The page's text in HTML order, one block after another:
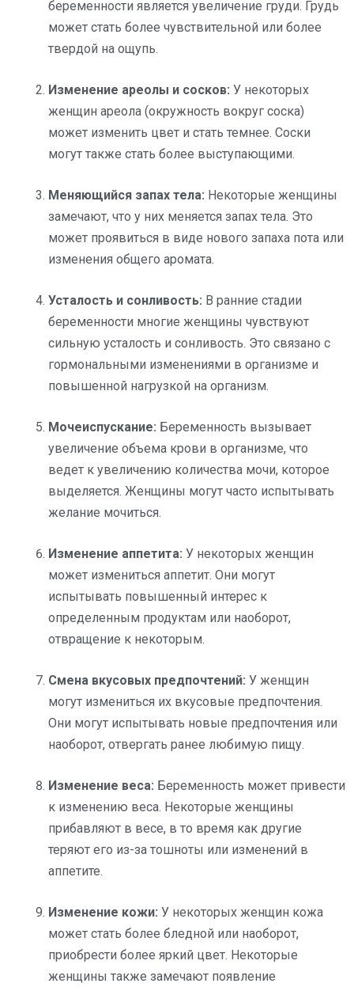
беременности является увеличение груди. Грудь
может стать более чувствительной или более
твердой на ощупь.
Изменение ареолы и сосков: У некоторых
женщин ареола (окружность вокруг соска)
может изменить цвет и стать темнее. Соски
могут также стать более выступающими.
Меняющийся запах тела: Некоторые женщины
замечают, что у них меняется запах тела. Это
может проявиться в виде нового запаха пота или
изменения общего аромата.
Усталость и сонливость: В ранние стадии
беременности многие женщины чувствуют
сильную усталость и сонливость. Это связано с
гормональными изменениями в организме и
повышенной нагрузкой на организм.
Мочеиспускание: Беременность вызывает
увеличение объема крови в организме, что
ведет к увеличению количества мочи, которое
выделяется. Женщины могут часто испытывать
желание мочиться.
Изменение аппетита: У некоторых женщин
может измениться аппетит. Они могут
испытывать повышенный интерес к
определенным продуктам или наоборот,
отвращение к некоторым.
Смена вкусовых предпочтений: У женщин
могут измениться их вкусовые предпочтения.
Они могут испытывать новые предпочтения или
наоборот, отвергать ранее любимую пищу.
Изменение веса: Беременность может привести
к изменению веса. Некоторые женщины
прибавляют в весе, в то время как другие
теряют его из-за тошноты или изменений в
аппетите.
Изменение кожи: У некоторых женщин кожа
может стать более бледной или наоборот,
приобрести более яркий цвет. Некоторые
женщины также замечают появление